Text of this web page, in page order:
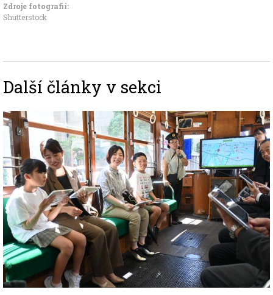
Zdroje fotografii:
Shutterstock
Další články v sekci
Image